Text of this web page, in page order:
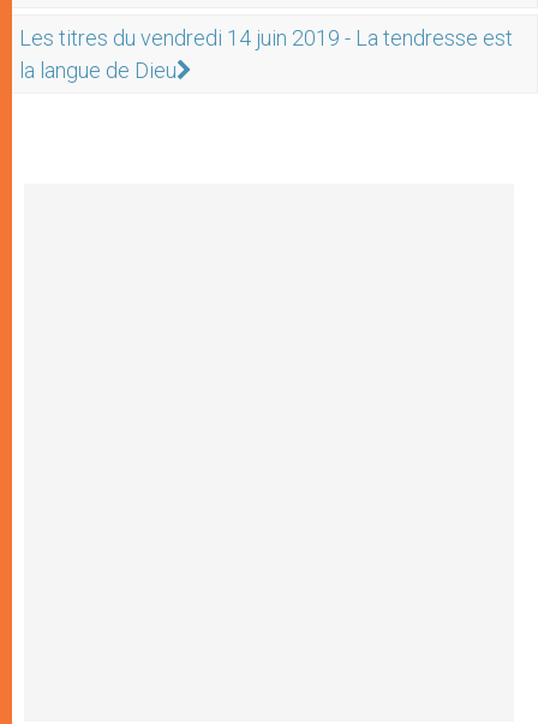
Les titres du vendredi 14 juin 2019 - La tendresse est
la langue de Dieu